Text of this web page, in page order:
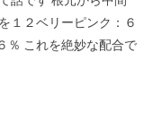
１２ベリーピンク：６
これを絶妙な配合で